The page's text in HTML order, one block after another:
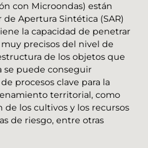
con Microondas) están
Apertura Sintética (SAR)
la capacidad de penetrar
precisos del nivel de
de los objetos que
se puede conseguir
procesos clave para la
territorial, como
los cultivos y los recursos
de riesgo, entre otras